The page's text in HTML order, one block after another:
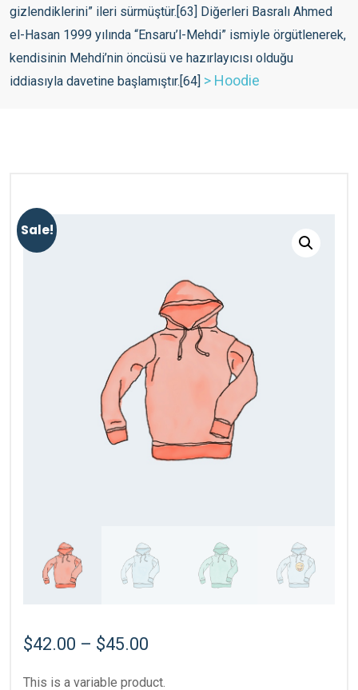
> Hoodie
Sale!
$42.00 – $45.00
This is a variable product.